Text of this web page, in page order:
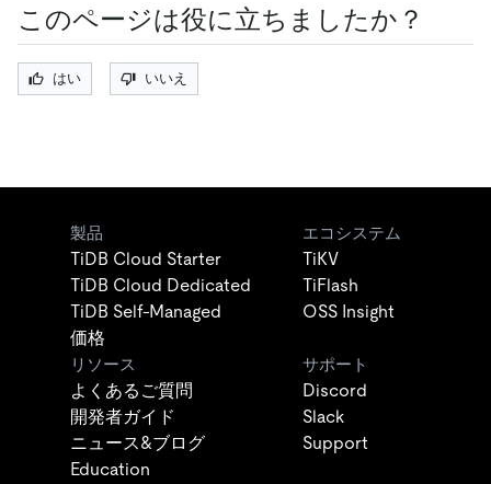
このページは役に立ちましたか？
はい いいえ
製品
TiDB Cloud Starter
TiDB Cloud Dedicated
TiDB Self-Managed
価格
エコシステム
TiKV
TiFlash
OSS Insight
リソース
よくあるご質問
開発者ガイド
ニュース&ブログ
Education
サポート
Discord
Slack
Support